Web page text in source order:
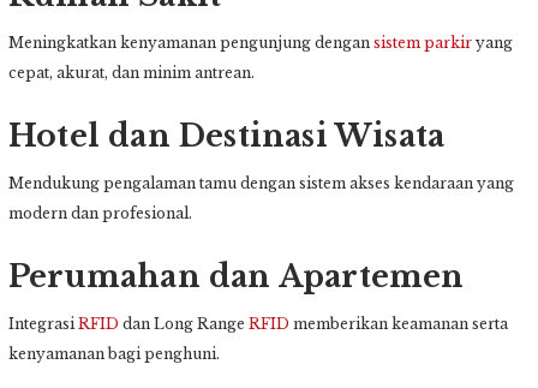
Meningkatkan kenyamanan pengunjung dengan sistem parkir yang
cepat, akurat, dan minim antrean.
Hotel dan Destinasi Wisata
Mendukung pengalaman tamu dengan sistem akses kendaraan yang
modern dan profesional.
Perumahan dan Apartemen
Integrasi RFID dan Long Range RFID memberikan keamanan serta
kenyamanan bagi penghuni.